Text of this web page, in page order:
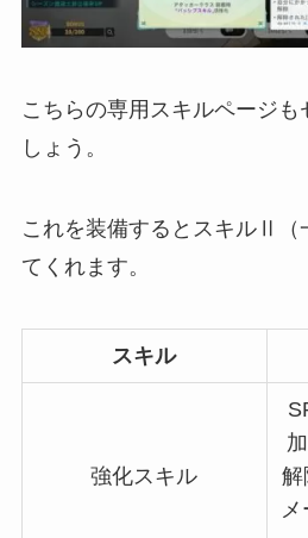
こちらの専用スキルページも
しょう。
これを装備するとスキルⅡ（
てくれます。
スキル
強化スキル
解